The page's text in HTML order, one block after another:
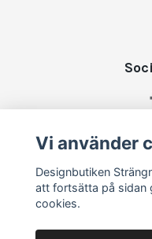
Vi använder
Designbutiken
att fortsätta på sidan
cookies.